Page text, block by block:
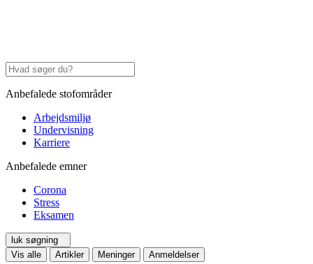
Anbefalede stofområder
Arbejdsmiljø
Undervisning
Karriere
Anbefalede emner
Corona
Stress
Eksamen
luk søgning
Vis alle
Artikler Meninger Anmeldelser